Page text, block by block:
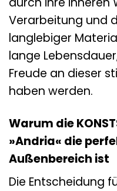
Verarbeitung und
langlebiger
lange
Freude an dieser
haben werden.
Warum die
»Andria« die
Außenbereich ist
Die Entscheidung